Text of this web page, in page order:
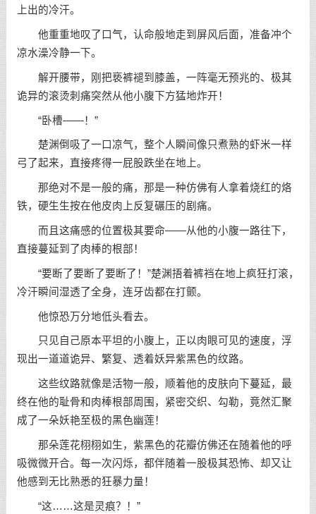
上出的冷汗。
他重重地叹了口气，认命般地走到屏风后面，准备冲个
凉水澡冷静一下。
解开腰带，刚把亵裤褪到膝盖，一阵毫无预兆的、极其
诡异的滚烫刺痛突然从他小腹下方猛地炸开！
“卧槽——！”
楚渊倒吸了一口凉气，整个人瞬间像只煮熟的虾米一样
弓了起来，直接疼得一屁股跌坐在地上。
那绝对不是一般的痛，那是一种仿佛有人拿着烧红的烙
铁，硬生生按在他皮肉上反复碾压的剧痛。
而且这痛感的位置极其要命——从他的小腹一路往下，
直接蔓延到了肉棒的根部！
“要断了要断了要断了！”楚渊捂着裤裆在地上疯狂打滚，
冷汗瞬间湿透了全身，连牙齿都在打颤。
他惊恐万分地低头看去。
只见自己原本平坦的小腹上，正以肉眼可见的速度，浮
现出一道道诡异、繁复、透着妖异紫黑色的纹路。
这些纹路就像是活物一般，顺着他的皮肤向下蔓延，最
终在他的耻骨和肉棒根部周围，紧密交织、勾勒，竟然汇聚
成了一朵妖艳至极的黑色幽莲！
那朵莲花栩栩如生，紫黑色的花瓣仿佛还在随着他的呼
吸微微开合。每一次闪烁，都伴随着一股极其恐怖、却又让
他感到无比熟悉的狂暴力量！
“这……这是灵痕？！”